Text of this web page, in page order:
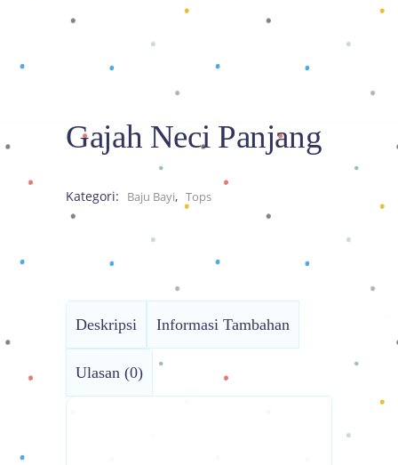
Gajah Neci Panjang
Kategori: Baju Bayi, Tops
Deskripsi Informasi Tambahan
Ulasan (0)